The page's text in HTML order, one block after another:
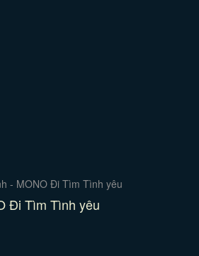
Đi Tìm Tình yêu